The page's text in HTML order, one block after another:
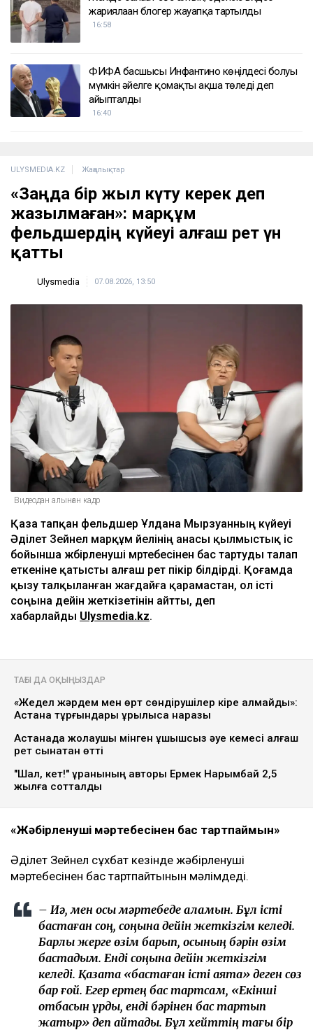
жариялаған блогер жауапқа тартылды
16:58
ФИФА басшысы Инфантино көңілдесі болуы
мүмкін әйелге қомақты ақша төледі деп
айыпталды
16:40
ULYSMEDIA.KZ Жаңалықтар
«Заңда бір жыл күту керек деп
жазылмаған»: марқұм
фельдшердің күйеуі алғаш рет үн
қатты
Ulysmedia 07.08.2026, 13:50
Видеодан алынған кадр
Қаза тапқан фельдшер Ұлдана Мырзуанның күйеуі
Әділет Зейнел марқұм әйелінің анасы қылмыстық іс
бойынша жәбірленуші мәртебесінен бас тартуды талап
еткеніне қатысты алғаш рет пікір білдірді. Қоғамда
қызу талқыланған жағдайға қарамастан, ол істі
соңына дейін жеткізетінін айтты, деп
хабарлайды Ulysmedia.kz.
ТАҒЫ ДА ОҚЫҢЫЗДАР
«Жедел жәрдем мен өрт сөндірушілер кіре алмайды»:
Астана тұрғындары құрылысқа наразы
Астанада жолаушы мінген ұшқышсыз әуе кемесі алғаш
рет сынақтан өтті
"Шал, кет!" ұранының авторы Ермек Нарымбай 2,5
жылға сотталды
«Жәбірленуші мәртебесінен бас тартпаймын»
Әділет Зейнел сұхбат кезінде жәбірленуші
мәртебесінен бас тартпайтынын мәлімдеді.
– Иә, мен осы мәртебеде қаламын. Бұл істі
бастаған соң, соңына дейін жеткізгім келеді.
Барлық жерге өзім барып, осының бәрін өзім
бастадым. Енді соңына дейін жеткізгім
келеді. Қазақта «бастаған істі аяқта» деген сөз
бар ғой. Егер ертең бас тартсам, «Екінші
отбасын құрды, енді бәрінен бас тартып
жатыр» деп айтады. Бұл хейттің тағы бір